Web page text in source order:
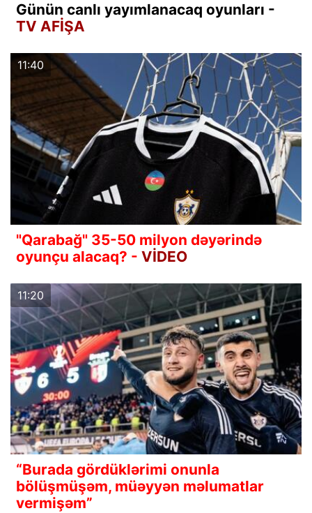
Günün canlı yayımlanacaq oyunları -
TV AFİŞA
11:40
"Qarabağ" 35-50 milyon dəyərində
oyunçu alacaq? - VİDEO
11:20
“Burada gördüklərimi onunla
bölüşmüşəm, müəyyən məlumatlar
vermişəm”